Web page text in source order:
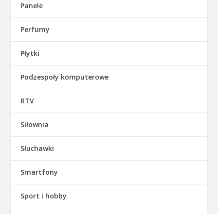
Panele
Perfumy
Płytki
Podzespoły komputerowe
RTV
Siłownia
Słuchawki
Smartfony
Sport i hobby